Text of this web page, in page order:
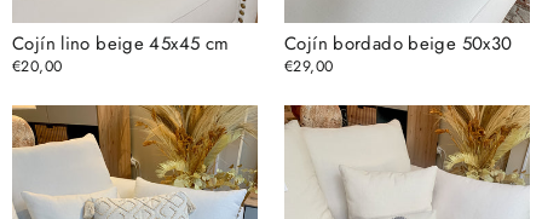
Cojín lino beige 45x45 cm
€20,00
Cojín bordado beige 50x30
€29,00